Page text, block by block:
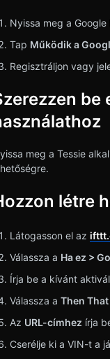
Nyissa meg a
Tap Működik a
Regisztráljon vagy
be
meg a Tessie
létre
Látogasson el az
Válassza a Ha ez >
Írja be a kívánt
Válassza a Then
Az URL-címhez írja
Cserélje ki a VIN-t a